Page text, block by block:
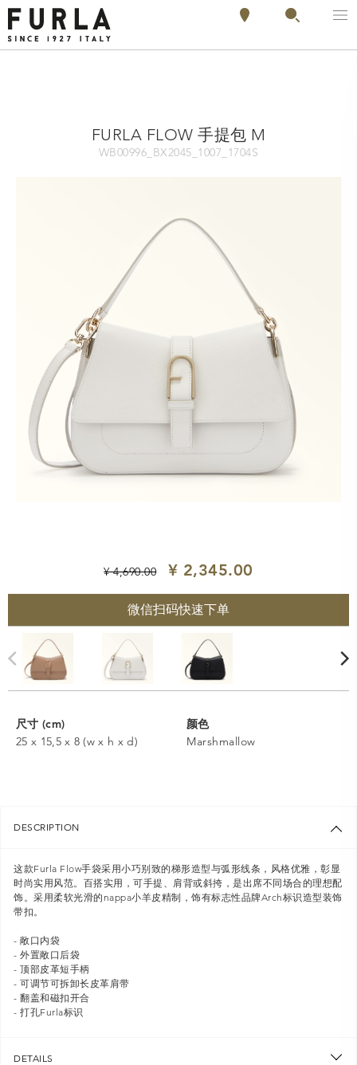
FURLA FLOW 手提包 M
WB00996_BX2045_1007_1704S
¥ 4,690.00 ¥ 2,345.00
微信扫码快速下单
尺寸 (cm)
25 x 15,5 x 8 (w x h x d)
颜色
Marshmallow
DESCRIPTION
这款Furla Flow手袋采用小巧别致的梯形造型与弧形线条，风格优雅，彰显
时尚实用风范。百搭实用，可手提、肩背或斜挎，是出席不同场合的理想配
饰。采用柔软光滑的nappa小羊皮精制，饰有标志性品牌Arch标识造型装饰
带扣。
- 敞口内袋
- 外置敞口后袋
- 顶部皮革短手柄
- 可调节可拆卸长皮革肩带
- 翻盖和磁扣开合
- 打孔Furla标识
DETAILS